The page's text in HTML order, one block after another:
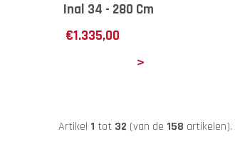
Inal 34 - 280 Cm
€1.335,00
Artikel 1 tot 32 (van de 158 artikelen).